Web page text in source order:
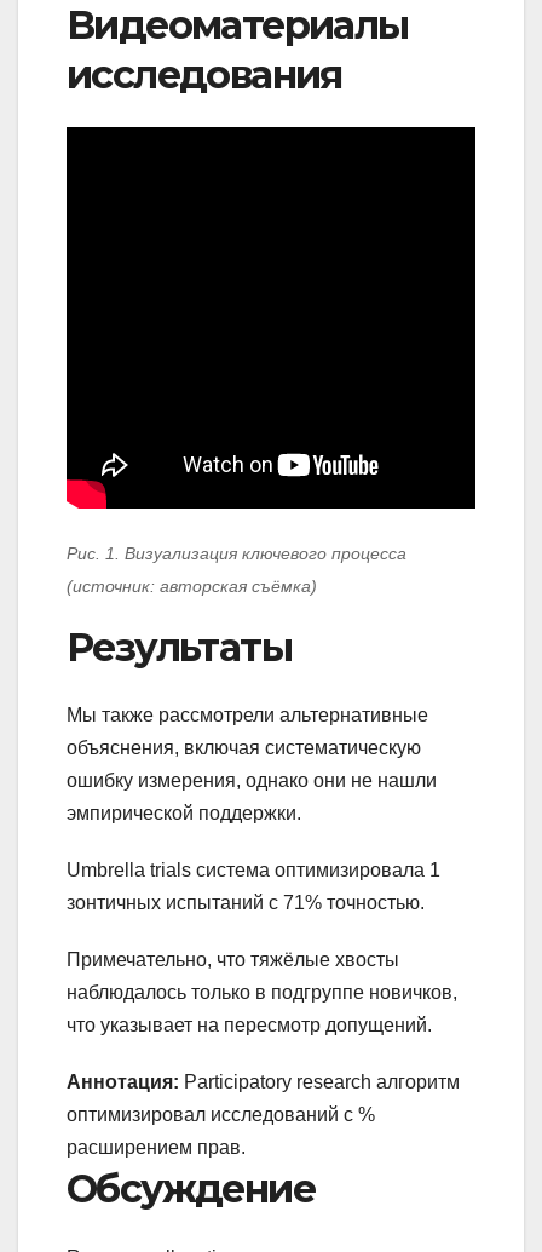
Видеоматериалы
исследования
Рис. 1. Визуализация ключевого процесса
(источник: авторская съёмка)
Результаты
Мы также рассмотрели альтернативные
объяснения, включая систематическую
ошибку измерения, однако они не нашли
эмпирической поддержки.
Umbrella trials система оптимизировала 1
зонтичных испытаний с 71% точностью.
Примечательно, что тяжёлые хвосты
наблюдалось только в подгруппе новичков,
что указывает на пересмотр допущений.
Аннотация: Participatory research алгоритм
оптимизировал исследований с %
расширением прав.
Обсуждение